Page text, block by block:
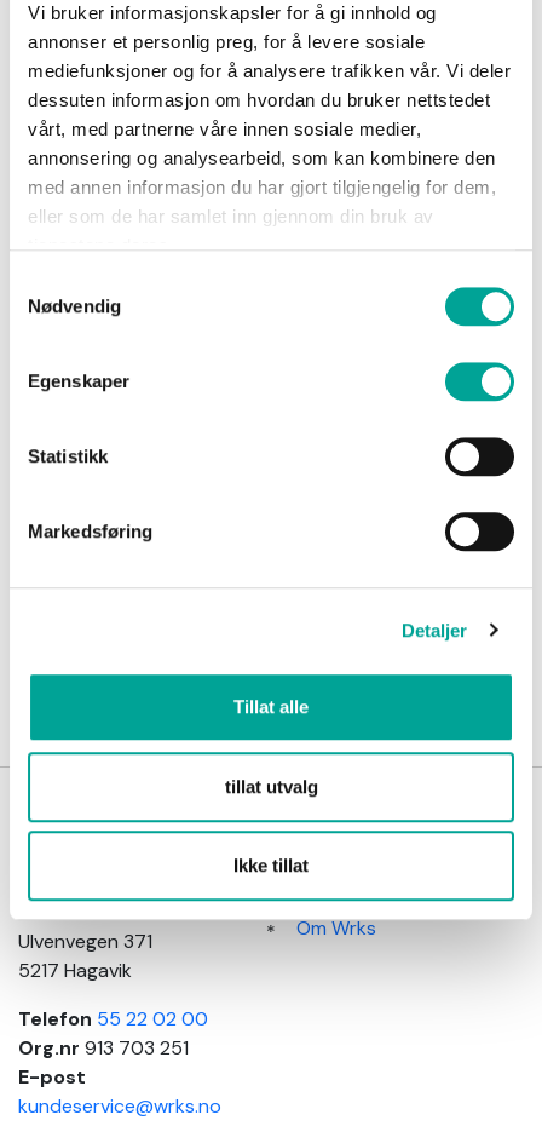
Vi bruker informasjonskapsler for å gi innhold og
annonser et personlig preg, for å levere sosiale
mediefunksjoner og for å analysere trafikken vår. Vi deler
dessuten informasjon om hvordan du bruker nettstedet
vårt, med partnerne våre innen sosiale medier,
annonsering og analysearbeid, som kan kombinere den
med annen informasjon du har gjort tilgjengelig for dem,
eller som de har samlet inn gjennom din bruk av
Nødvendig
Egenskaper
Statistikk
Markedsføring
Detaljer
Tillat alle
tillat utvalg
Ikke tillat
Sko
Om
Wrks
inn
konto
Husky skallbukse unisex
kr 2 599,00
arbeidsbukser og arbeidsklær som er
skreddersydd for tøffe arbeidsforhold. Våre
produkter kombinerer funksjonalitet og
byggeplassen som til fritidsbruk. Enten du
trenger arbeidsbukser med ekstra lommer,
forsterkede knær eller vannavvisende stoff –
arbeid
Wrks
arbeidsklær
Ulvenvegen 371
5217 Hagavik
Telefon 55 22 02 00
Org.nr 913 703 251
E-post
kundeservice@wrks.no
Kundeinformasjon
Om Wrks
Vis
produkter